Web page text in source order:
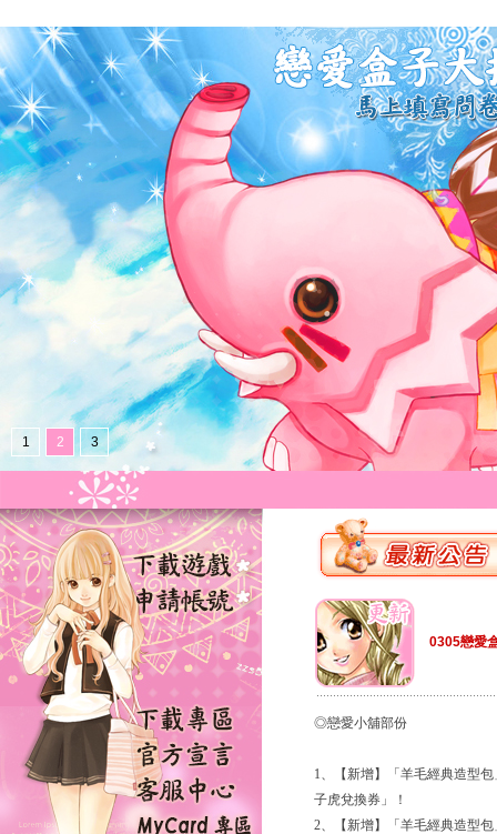
1 2 3
0305戀愛
◎戀愛小舖部份
1、【新增】「羊毛經典造型
子虎兌換券」！
2、【新增】「羊毛經典造型